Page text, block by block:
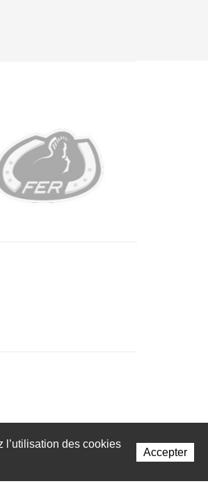
l’utilisation des cookies
Accepter